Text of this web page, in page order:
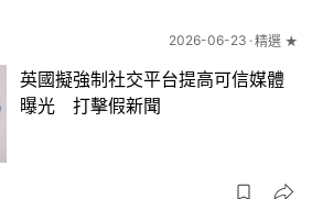
2026-06-23 精選 ★
英國擬強制社交平台提高可信媒體
曝光 打擊假新聞